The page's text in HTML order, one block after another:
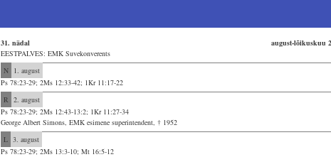
31. nädal
august-lõikuskuu
EESTPALVES: EMK Suvekonverents
N 1. august
Ps 78:23-29; 2Ms 12:33-42; 1Kr 11:17-22
R 2. august
Ps 78:23-29; 2Ms 12:43-13:2; 1Kr 11:27-34
George Albert Simons, EMK esimene superintendent, † 1952
L 3. august
Ps 78:23-29; 2Ms 13:3-10; Mt 16:5-12